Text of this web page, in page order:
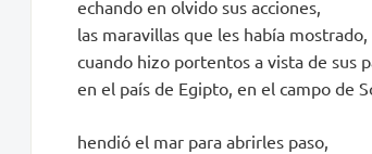
echando en olvido sus acciones,
las maravillas que les había mostrado,
cuando hizo portentos a vista de sus
en el país de Egipto, en el campo de
hendió el mar para abrirles paso,